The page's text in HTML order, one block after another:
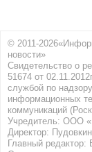
© 2011-
новости»
Свидетельство о
51674 от
службой по
информационных
коммуникаций
Учредитель: ООО
Директор:
Главный